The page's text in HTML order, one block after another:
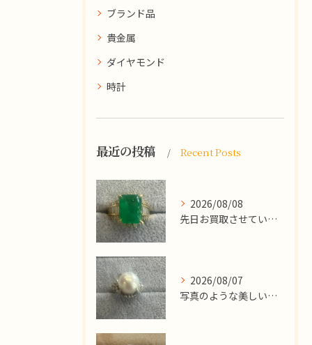
ブランド品
貴金属
ダイヤモンド
時計
最近の投稿 Recent Posts
2026/08/08
先日お買取させていただいた
2026/08/07
写真のような美しい大粒のパールリングですが、